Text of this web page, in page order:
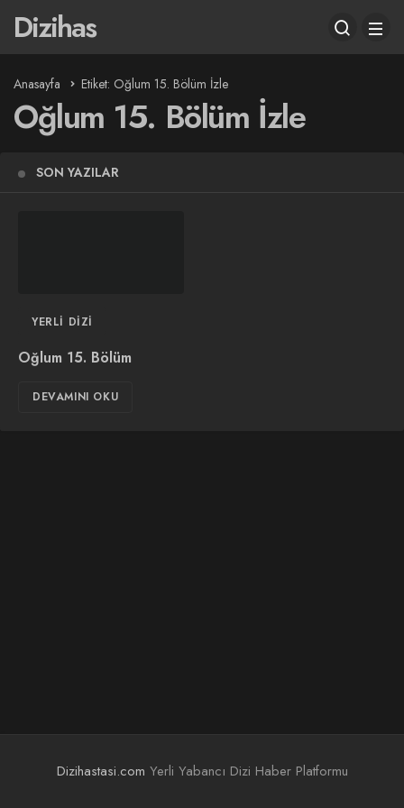
Dizihas
Anasayfa Etiket: Oğlum 15. Bölüm İzle
Oğlum 15. Bölüm İzle
SON YAZILAR
YERLI DIZI
Oğlum 15. Bölüm
DEVAMINI OKU
Dizihastasi.com Yerli Yabancı Dizi Haber Platformu